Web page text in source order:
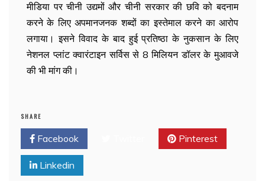
मीडिया पर चीनी उद्यमों और चीनी सरकार की छवि को बदनाम
करने के लिए अपमानजनक शब्दों का इस्तेमाल करने का आरोप
लगाया। इसने विवाद के बाद हुई प्रतिष्ठा के नुकसान के लिए
नेशनल प्लांट क्वारंटाइन सर्विस से 8 मिलियन डॉलर के मुआवजे
की भी मांग की।
SHARE
Facebook Pinterest
Linkedin